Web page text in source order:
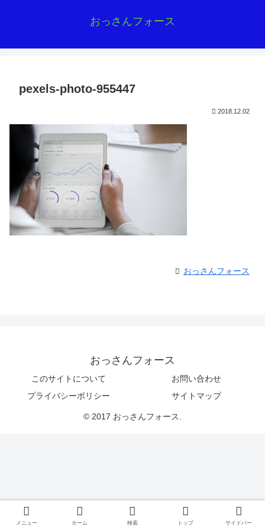
おっさんフォース
pexels-photo-955447
2018.12.02
おっさんフォース
おっさんフォース
このサイトについて
お問い合わせ
プライバシーポリシー
サイトマップ
© 2017 おっさんフォース.
メニュー ホーム 検索 トップ サイドバー